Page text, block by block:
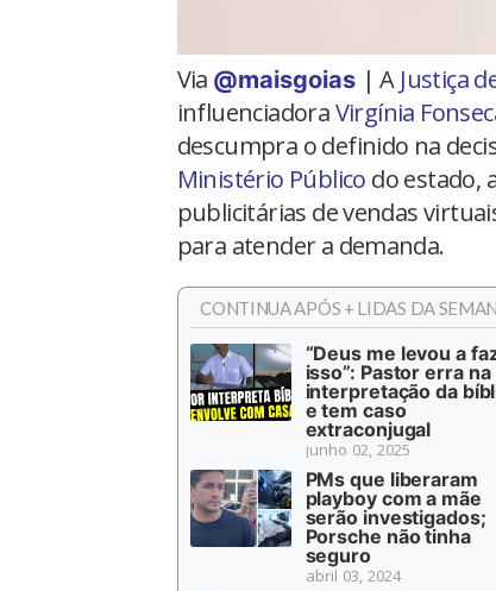
Via @maisgoias | A Justiça
influenciadoraVirgínia
descumpra o definido na
Ministério Público do estado,
publicitárias de vendas
para atender a demanda.
CONTINUA APÓS + LIDAS DA
“Deus me levou a
isso”: Pastor erra na
interpretação da
e tem caso
extraconjugal
junho 02, 2025
PMs que liberaram
playboy com a mãe
serão investigados;
Porsche não tinha
seguro
abril 03, 2024